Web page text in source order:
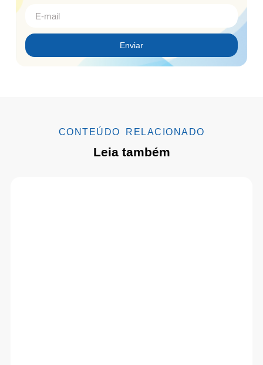
Enviar
CONTEÚDO RELACIONADO
Leia também